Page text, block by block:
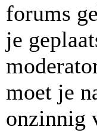
forums
je
moet je
onzinnig